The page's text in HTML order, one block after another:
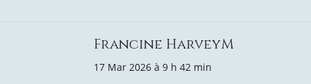
Francine HarveyM
17 Mar 2026 à 9 h 42 min